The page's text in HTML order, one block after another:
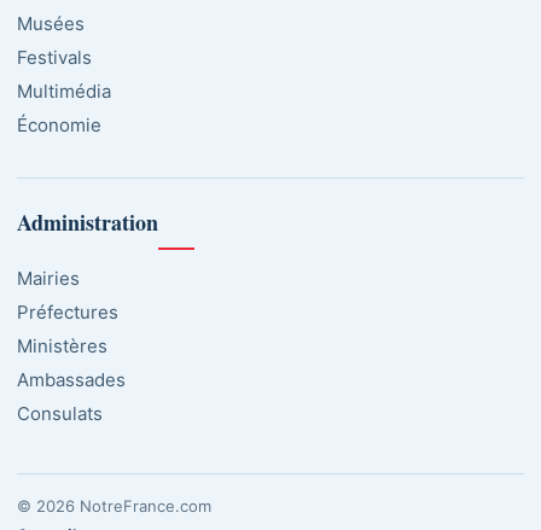
Musées
Festivals
Multimédia
Économie
Administration
Mairies
Préfectures
Ministères
Ambassades
Consulats
© 2026 NotreFrance.com